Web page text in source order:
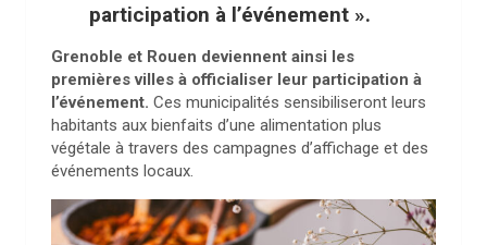
participation à l’événement ».
Grenoble et Rouen deviennent ainsi les
premières villes à officialiser leur participation à
l’événement. Ces municipalités sensibiliseront leurs
habitants aux bienfaits d’une alimentation plus
végétale à travers des campagnes d’affichage et des
événements locaux.